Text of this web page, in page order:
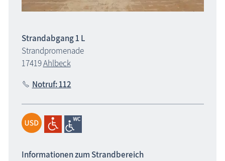
Strandabgang 1 L
Strandpromenade
17419Ahlbeck
Notruf: 112
Informationen zum Strandbereich